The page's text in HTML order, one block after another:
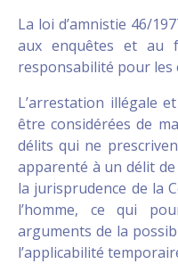
La loi d’amnistie 46/
aux enquêtes et au
responsabilité pour les
L’arrestation illégale
être considérées de
délits qui ne
apparenté à un délit
la jurisprudence de la
l’homme, ce qui
arguments de la
l’applicabilité